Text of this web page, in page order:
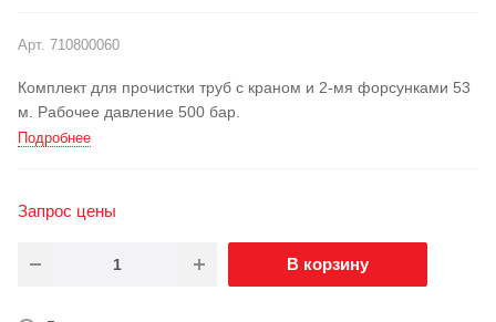
Арт. 710800060
Комплект для прочистки труб с краном и 2-мя форсунками 53
м. Рабочее давление 500 бар.
Подробнее
Запрос цены
В корзину